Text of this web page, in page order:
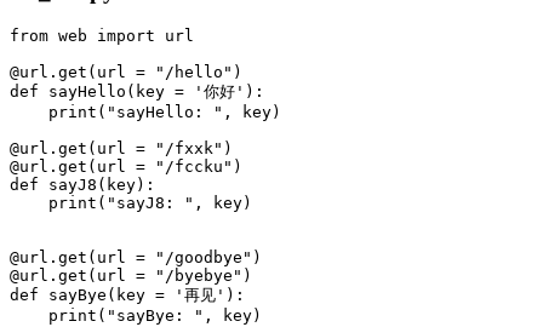
from web import
url
@url . get ( url = "/hello" )
def
sayHello ( key = '你好' ):
print ( "sayHello: " , key)
@url . get ( url = "/fxxk" )
@url . get ( url = "/fccku" )
def
sayJ8 ( key):
print ( "sayJ8: " , key)
@url . get ( url = "/goodbye" )
@url . get ( url = "/byebye" )
def
sayBye ( key = '再见' ):
print ( "sayBye: " , key)